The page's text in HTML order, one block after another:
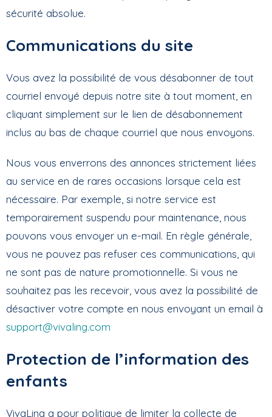
sécurité absolue.
Communications du site
Vous avez la possibilité de vous désabonner de tout
courriel envoyé depuis notre site à tout moment, en
cliquant simplement sur le lien de désabonnement
inclus au bas de chaque courriel que nous envoyons.
Nous vous enverrons des annonces strictement liées
au service en de rares occasions lorsque cela est
nécessaire. Par exemple, si notre service est
temporairement suspendu pour maintenance, nous
pouvons vous envoyer un e-mail. En règle générale,
vous ne pouvez pas refuser ces communications, qui
ne sont pas de nature promotionnelle. Si vous ne
souhaitez pas les recevoir, vous avez la possibilité de
désactiver votre compte en nous envoyant un email à
support@vivaling.com
Protection de l’information des
enfants
VivaLing a pour politique de limiter la collecte de